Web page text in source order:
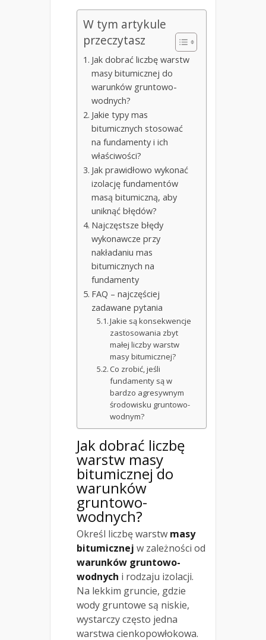
W tym artykule
przeczytasz
Jak dobrać liczbę warstw
masy bitumicznej do
warunków gruntowo-
wodnych?
Jakie typy mas
bitumicznych stosować
na fundamenty i ich
właściwości?
Jak prawidłowo wykonać
izolację fundamentów
masą bitumiczną, aby
uniknąć błędów?
Najczęstsze błędy
wykonawcze przy
nakładaniu mas
bitumicznych na
fundamenty
FAQ – najczęściej
zadawane pytania
Jakie są konsekwencje
zastosowania zbyt
małej liczby warstw
masy bitumicznej?
Co zrobić, jeśli
fundamenty są w
bardzo agresywnym
środowisku gruntowo-
wodnym?
Jak dobrać liczbę
warstw masy
bitumicznej do
warunków
gruntowo-
wodnych?
Określ liczbę warstw masy
bitumicznej w zależności od
warunków gruntowo-
wodnych i rodzaju izolacji.
Na lekkim gruncie, gdzie
wody gruntowe są niskie,
wystarczy często jedna
warstwa cienkopowłokowa.